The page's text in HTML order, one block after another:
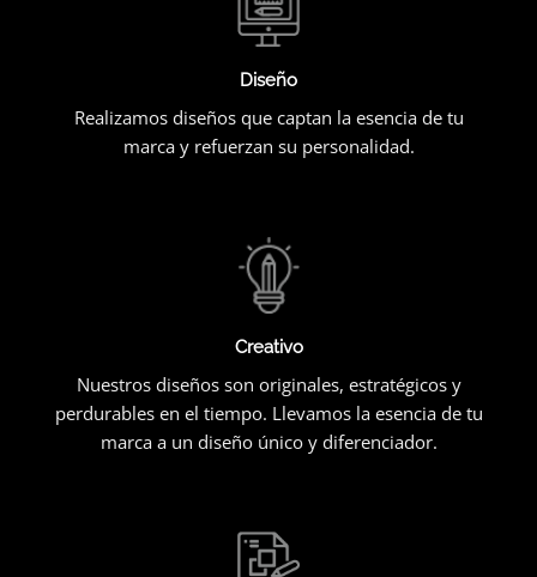
Diseño
Realizamos diseños que captan la esencia de tu
marca y refuerzan su personalidad.
Creativo
Nuestros diseños son originales, estratégicos y
perdurables en el tiempo. Llevamos la esencia de tu
marca a un diseño único y diferenciador.